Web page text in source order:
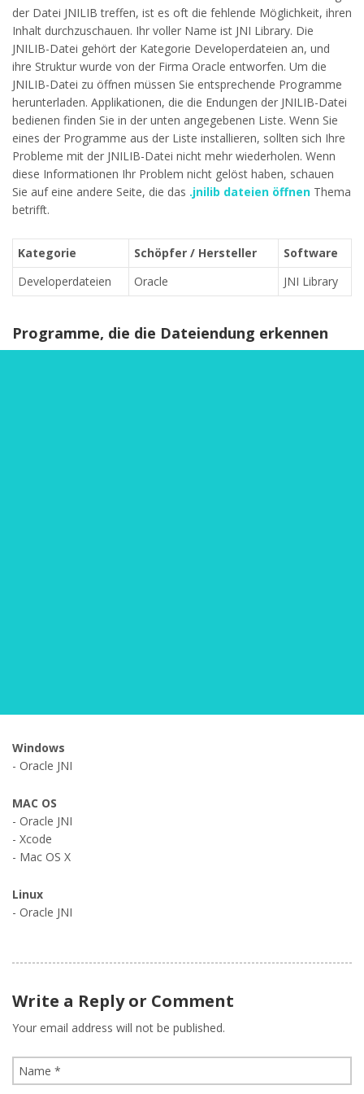
der Datei JNILIB treffen, ist es oft die fehlende Möglichkeit, ihren
Inhalt durchzuschauen. Ihr voller Name ist JNI Library. Die
JNILIB-Datei gehört der Kategorie Developerdateien an, und
ihre Struktur wurde von der Firma Oracle entworfen. Um die
JNILIB-Datei zu öffnen müssen Sie entsprechende Programme
herunterladen. Applikationen, die die Endungen der JNILIB-Datei
bedienen finden Sie in der unten angegebenen Liste. Wenn Sie
eines der Programme aus der Liste installieren, sollten sich Ihre
Probleme mit der JNILIB-Datei nicht mehr wiederholen. Wenn
diese Informationen Ihr Problem nicht gelöst haben, schauen
Sie auf eine andere Seite, die das .jnilib dateien öffnen Thema
betrifft.
Kategorie Schöpfer / Hersteller
Software
Developerdateien
Oracle JNI Library
Programme, die die Dateiendung erkennen
Windows
- Oracle JNI
MAC OS
- Oracle JNI
- Xcode
- Mac OS X
Linux
- Oracle JNI
Write a Reply or Comment
Your email address will not be published.